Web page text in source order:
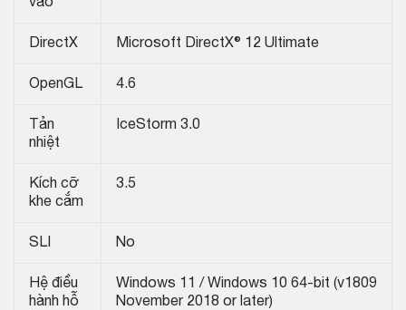
vào
DirectX Microsoft DirectX® 12 Ultimate
OpenGL 4.6
Tản
nhiệt
IceStorm 3.0
Kích cỡ
khe cắm
3.5
SLI No
Hệ điều
hành hỗ
Windows 11 / Windows 10 64-bit (v1809
November 2018 or later)